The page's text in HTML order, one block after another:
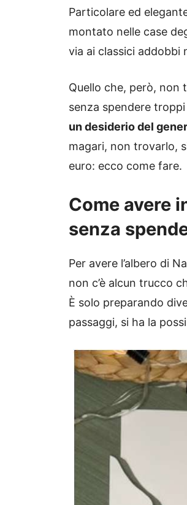
Particolare ed
montato nelle case
via ai classici addobbi
Quello che, però, non
senza spendere troppi
un desiderio del
magari, non trovarlo,
euro: ecco come fare.
Come avere
senza
Per avere l’albero di
non c’è alcun trucco
È solo preparando
passaggi, si ha la